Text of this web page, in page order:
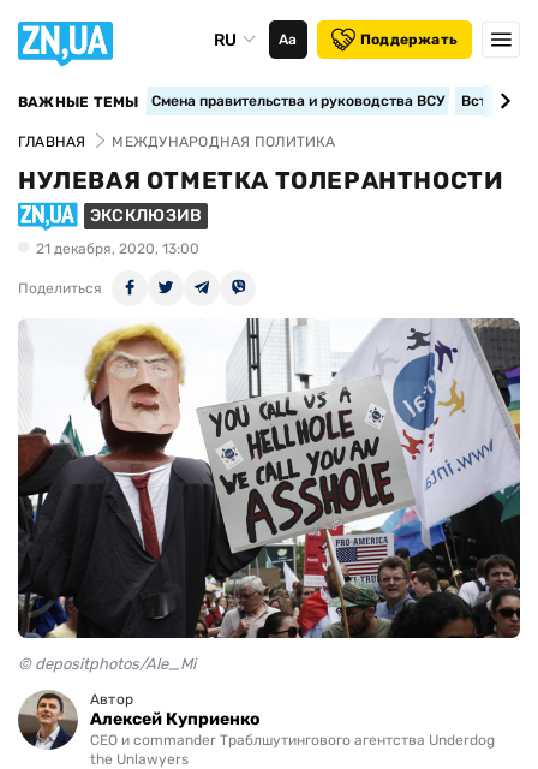
RU Аа Поддержать
ВАЖНЫЕ ТЕМЫ Смена правительства и руководства ВСУ
ГЛАВНАЯ МЕЖДУНАРОДНАЯ ПОЛИТИКА
НУЛЕВАЯ ОТМЕТКА ТОЛЕРАНТНОСТИ
ЭКСКЛЮЗИВ
21 декабря, 2020, 13:00
Поделиться
© depositphotos/Ale_Mi
Автор
Алексей Куприенко
CEO и commander Траблшутингового агентства Underdog
the Unlawyers